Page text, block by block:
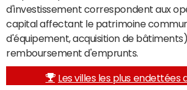
d'investissement correspondent aux
capital affectant le patrimoine
d'équipement, acquisition de
remboursement d'emprunts.
Les villes les plus endettées